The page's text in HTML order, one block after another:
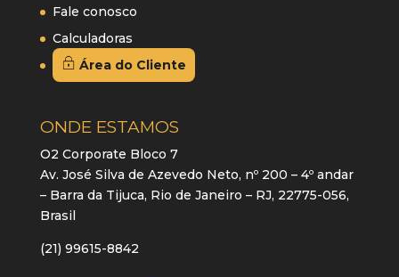
Fale conosco
Calculadoras
Área do Cliente
ONDE ESTAMOS
O2 Corporate Bloco 7
Av. José Silva de Azevedo Neto, nº 200 – 4º andar
– Barra da Tijuca, Rio de Janeiro – RJ, 22775-056,
Brasil
(21) 99615-8842